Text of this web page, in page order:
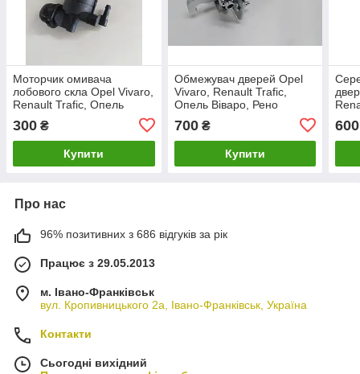
Моторчик омивача
лобового скла Opel Vivaro,
Renault Trafic, Опель
300 ₴
Купити
Обмежувач дверей Opel
Vivaro, Renault Trafic,
Опель Віваро, Рено
700₴
Купити
600
Про нас
96% позитивних з 686 відгуків за рік
Працює з 29.05.2013
м. Івано-Франківськ
вул. Кропивницького 2а, Івано-Франківськ, Україна
Контакти
Сьогодні вихідний